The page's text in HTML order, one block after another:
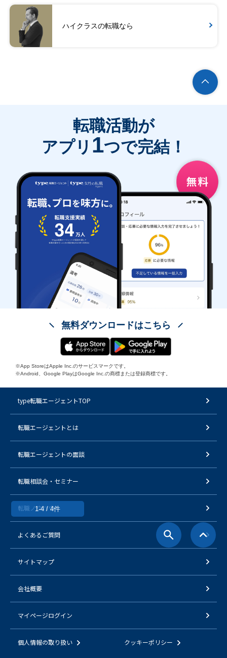
ハイクラスの転職なら
1-4 / 4件
転職活動が
アプリ 1つで完結！
無料ダウンロードはこちら
※App StoreはApple Inc.のサービスマークです。
※Android、Google PlayはGoogle Inc.の商標または登録商標です。
type転職エージェントTOP
転職エージェントとは
転職エージェントの面談
転職相談会・セミナー
転職ノウハウ
よくあるご質問
サイトマップ
会社概要
マイページログイン
個人情報の取り扱い クッキーポリシー